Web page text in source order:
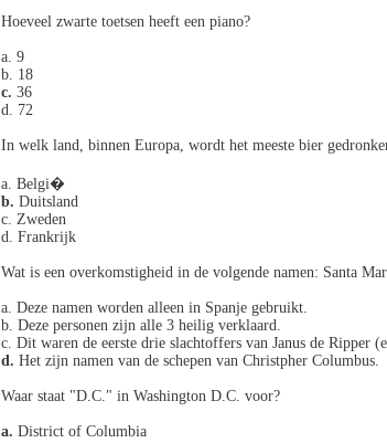
Hoeveel zwarte toetsen heeft een piano?
a. 9
b. 18
c. 36
d. 72
In welk land, binnen Europa, wordt het meeste bier
a. Belgi�
b. Duitsland
c. Zweden
d. Frankrijk
Wat is een overkomstigheid in de volgende namen: Santa
a. Deze namen worden alleen in Spanje gebruikt.
b. Deze personen zijn alle 3 heilig verklaard.
c. Dit waren de eerste drie slachtoffers van Janus de Ripper
d. Het zijn namen van de schepen van Christpher Columbus.
Waar staat "D.C." in Washington D.C. voor?
a. District of Columbia